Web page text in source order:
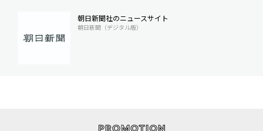
朝日新聞社のニュースサイト
朝日新聞（デジタル版）